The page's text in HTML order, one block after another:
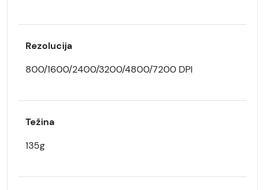
Rezolucija
800/1600/2400/3200/4800/7200 DPI
Težina
135g